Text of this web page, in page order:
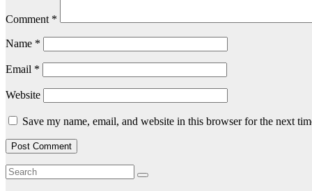
Comment *
Name *
Email *
Website
Save my name, email, and website in this browser for the next